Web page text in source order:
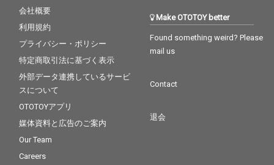
会社概要
利用規約
プライバシー・ポリシー
特定商取引法に基づく表示
外部データ連携しているサービ
スについて
OTOTOYアプリ
媒体資料と広告のご案内
Our Team
Careers
Make OTOTOY better
Found something weird? Please
mail us
Contact
退会